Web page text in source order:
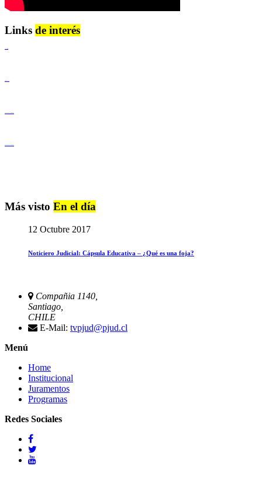
Links de interés
Más visto En el día
12 Octubre 2017
Noticiero Judicial: Cápsula Educativa – ¿Qué es una foja?
Compañia 1140,
Santiago,
CHILE
E-Mail: tvpjud@pjud.cl
Menú
Home
Institucional
Juramentos
Programas
Redes Sociales